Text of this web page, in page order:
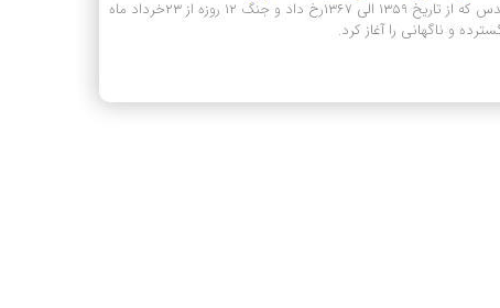
جنگ تحمیلی 8 سال دفاع مقدس که از تاریخ 1359 الی 1367رخ داد و جنگ 12 روزه از 23خرداد ماه